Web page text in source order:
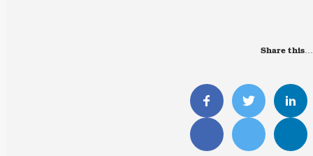
Share this…